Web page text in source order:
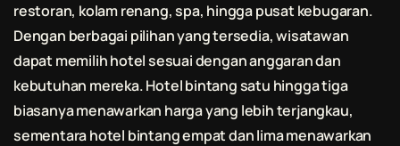
restoran, kolam renang, spa, hingga pusat kebugaran.
Dengan berbagai pilihan yang tersedia, wisatawan
dapat memilih hotel sesuai dengan anggaran dan
kebutuhan mereka. Hotel bintang satu hingga tiga
biasanya menawarkan harga yang lebih terjangkau,
sementara hotel bintang empat dan lima menawarkan